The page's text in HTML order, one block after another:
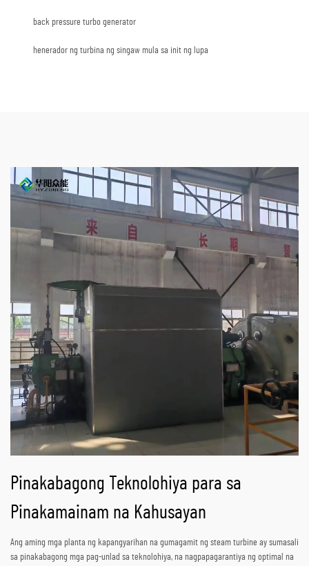
back pressure turbo generator
henerador ng turbina ng singaw mula sa init ng lupa
Pinakabagong Teknolohiya para sa
Pinakamainam na Kahusayan
Ang aming mga planta ng kapangyarihan na gumagamit ng steam turbine ay sumasali
sa pinakabagong mga pag-unlad sa teknolohiya, na nagpapagarantiya ng optimal na